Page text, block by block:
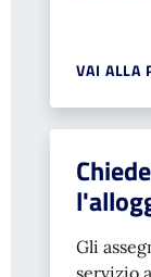
VAI ALLA
Gli
servizio